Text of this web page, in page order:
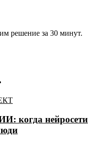
решение за 30 минут.
когда нейросети